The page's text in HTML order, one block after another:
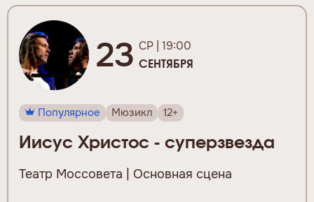
23 СР | 19:00
СЕНТЯБРЯ
Популярное Мюзикл 12+
Иисус Христос - суперзвезда
Театр Моссовета | Основная сцена